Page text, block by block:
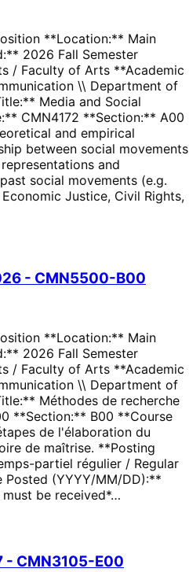
**Location:** Main
2026 Fall Semester
/ Faculty of Arts **Academic
\\ Department of
Media and Social
CMN4172 **Section:** A00
and empirical
between social movements
and
social movements (e.g.
Justice, Civil Rights,
- CMN5500-B00
**Location:** Main
2026 Fall Semester
/ Faculty of Arts **Academic
\\ Department of
Méthodes de recherche
**Section:** B00 **Course
de l'élaboration du
de maîtrise. **Posting
partiel régulier / Regular
(YYYY/MM/DD):**
be received*…
- CMN3105-E00